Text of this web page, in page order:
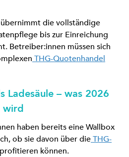
die vollständige
bis zur Einreichung
Betreiber:innen müssen sich
THG-Quotenhandel
Ladesäule – was 2026
wird
haben bereits eine Wallbox
ob sie davon über dieTHG-
profitieren können.